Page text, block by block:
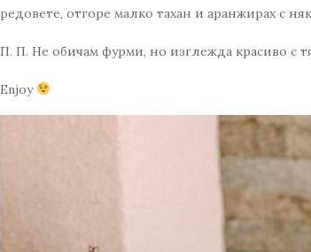
редовете, отгоре малко тахан и аранжирах с
П. П. Не обичам фурми, но изглежда красиво с
Enjoy